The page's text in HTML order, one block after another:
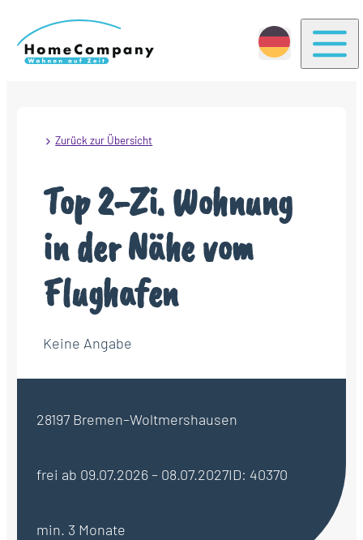
Zurück zur Übersicht
Top 2-Zi. Wohnung
in der Nähe vom
Flughafen
Keine Angabe
28197 Bremen–Woltmershausen
frei ab 09.07.2026 – 08.07.2027ID: 40370
min. 3 Monate